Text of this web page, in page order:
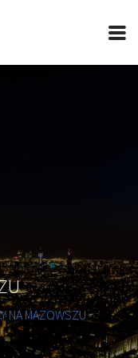
NA MAZOWSZU